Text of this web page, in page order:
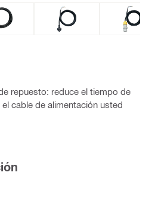
repuesto: reduce el tiempo de
cable de alimentación usted